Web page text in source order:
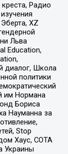
Радио
XZ
Льва
Education,
диалог, Школа
политики
им Нормана
Бориса
Науманна за
Stop
Хаус, СОТА
Украины